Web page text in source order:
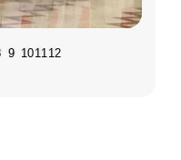
9 101112